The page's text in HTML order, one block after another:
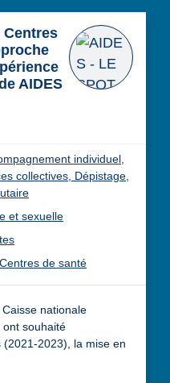
Centres
AIDES
individuel,
collectives, Dépistage,
et sexuelle
Centres de santé
nationale
ont souhaité
2023), la mise en